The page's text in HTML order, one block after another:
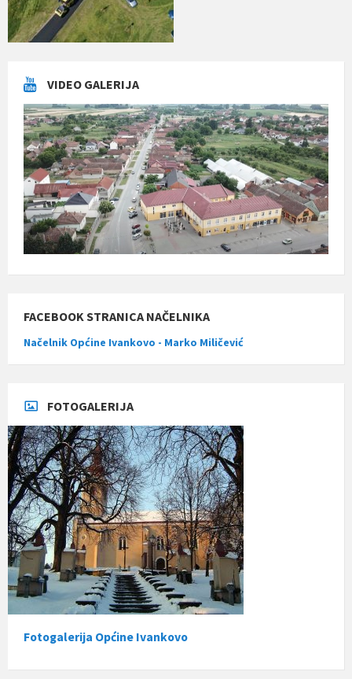
VIDEO GALERIJA
FACEBOOK STRANICA NAČELNIKA
Načelnik Općine Ivankovo - Marko Miličević
FOTOGALERIJA
Fotogalerija Općine Ivankovo